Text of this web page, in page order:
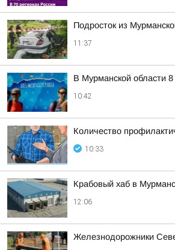
Подросток из
11:37
В Мурманской области 8
10:42
Количество
10:33
Крабовый хаб в
12:06
Железнодорожники